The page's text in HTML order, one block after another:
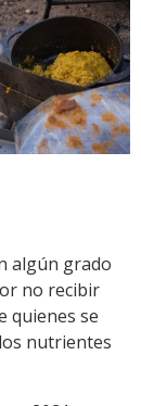
algún grado
no recibir
quienes se
nutrientes